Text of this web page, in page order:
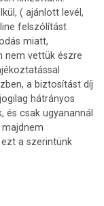
( ajánlott levél,
felszólítást
miatt,
nem vettük észre
a biztosítást díj
hátrányos
és csak ugyanannál
a szerintünk